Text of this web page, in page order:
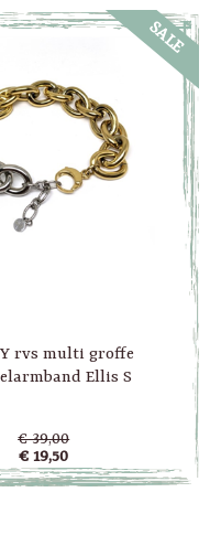
SALE
rvs multi groffe
Ellis S
€ 39,00
€ 19,50